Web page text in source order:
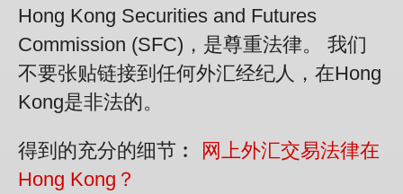
Hong Kong Securities and Futures
Commission (SFC)，是尊重法律。 我们
不要张贴链接到任何外汇经纪人，在Hong
Kong是非法的。
得到的充分的细节︰
网上外汇交易法律在
Hong Kong？